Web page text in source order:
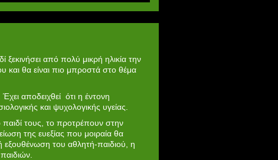
από πολύ μικρή ηλικία την
και θα είναι πιο μπροστά στο θέμα
αποδειχθεί ότι η έντονη
και ψυχολογικής υγείας.
παιδί τους, το προτρέπουν στην
της ευεξίας που μοιραία θα
εξουθένωση του αθλητή-παιδιού, η